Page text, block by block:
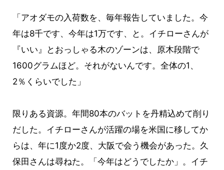
「アオダモの入荷数を、毎年報告していました。今
年は8千です、今年は1万です、と。イチローさんが
『いい』とおっしゃる木のゾーンは、原木段階で
1600グラムほど。それがないんです。全体の1、
2％くらいでした」
限りある資源。年間80本のバットを丹精込めて削り
だした。イチローさんが活躍の場を米国に移してか
らは、年に1度か2度、大阪で会う機会があった。久
保田さんは尋ねた。「今年はどうでしたか」。イチ